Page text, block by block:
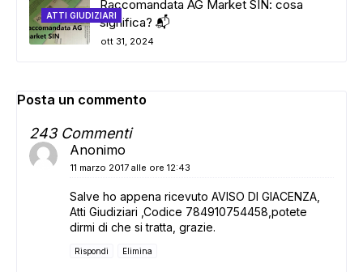
ATTI GIUDIZIARI
Raccomandata AG Market SIN: cosa
significa? 📬
ott 31, 2024
Posta un commento
243 Commenti
Anonimo
11 marzo 2017 alle ore 12:43
Salve ho appena ricevuto AVISO DI GIACENZA,
Atti Giudiziari ,Codice 784910754458,potete
dirmi di che si tratta, grazie.
Rispondi Elimina